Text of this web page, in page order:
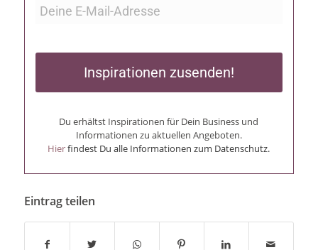
Inspirationen zusenden!
Du erhältst Inspirationen für Dein Business und
Informationen zu aktuellen Angeboten.
Hierfindest Du alle Informationen zum Datenschutz.
Eintrag teilen